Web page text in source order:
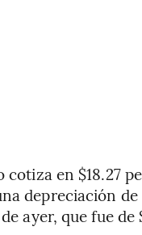
en $18.27
depreciación
ayer, que fue de